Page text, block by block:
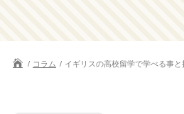
コラム イギリスの高校留学で学べる事